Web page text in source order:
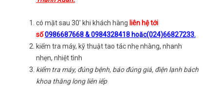
có mặt sau 30′ khi khách hàng liên hệ tới
số0986687668 & 0984328418 hoặc(024)66827233.
kiểm tra máy, kỹ thuật tao tác nhẹ nhàng, nhanh
nhẹn, nhiệt tình
kiểm tra máy, đúng bệnh, báo đúng giá, điện lạnh bách
khoa thăng long liên iếp